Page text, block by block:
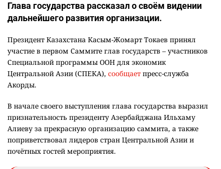
Глава государства рассказал о своём видении
дальнейшего развития организации.
Президент Казахстана Касым-Жомарт Токаев принял
участие в первом Саммите глав государств – участников
Специальной программы ООН для экономик
Центральной Азии (СПЕКА), сообщает пресс-служба
Акорды.
В начале своего выступления глава государства выразил
признательность президенту Азербайджана Ильхаму
Алиеву за прекрасную организацию саммита, а также
поприветствовал лидеров стран Центральной Азии и
почётных гостей мероприятия.